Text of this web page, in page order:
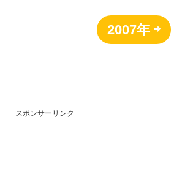
2007年 ⇨
スポンサーリンク